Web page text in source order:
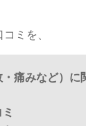
ミを、
痛みなど）に